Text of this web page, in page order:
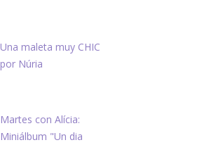
Una maleta muy CHIC
por Núria
Martes con Alícia:
Miniálbum "Un dia